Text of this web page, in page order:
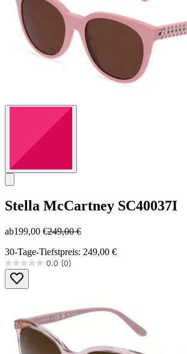
Stella McCartney SC40037I
ab199,00 €249,00 €
30-Tage-Tiefstpreis: 249,00 €
0.0 (0)
0.0
von
5